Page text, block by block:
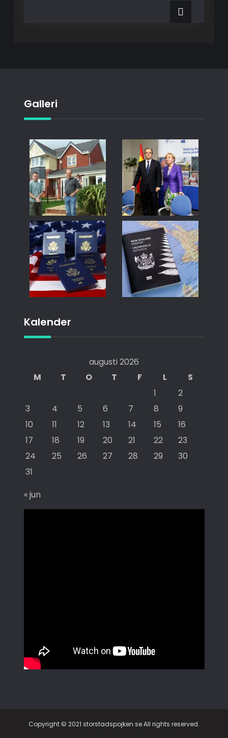
Galleri
Kalender
augusti 2026
M
T O T F L
S
1
2
3
4 5 6 7 8
9
10
11 12 13 14 15
16
17
18 19 20 21 22
23
24
25 26 27 28 29
30
31
« jun